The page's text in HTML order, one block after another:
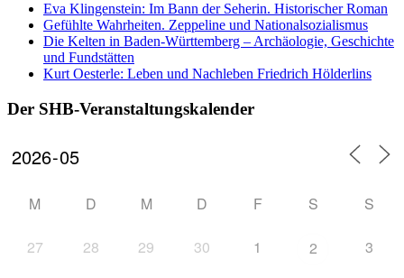
Eva Klingenstein: Im Bann der Seherin. Historischer Roman
Gefühlte Wahrheiten. Zeppeline und Nationalsozialismus
Die Kelten in Baden-Württemberg – Archäologie, Geschichte
und Fundstätten
Kurt Oesterle: Leben und Nachleben Friedrich Hölderlins
Der SHB-Veranstaltungskalender
M D M D F S S
27 28 29 30 1 2 3